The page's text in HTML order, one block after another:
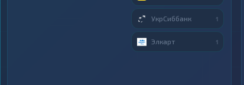
УкрСиббанк 1
Элкарт 1